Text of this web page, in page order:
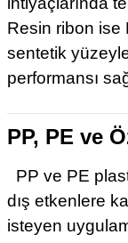
Resin ribon ise
sentetik
performansı
PP, PE ve
PP ve PE
dış etkenlere
isteyen